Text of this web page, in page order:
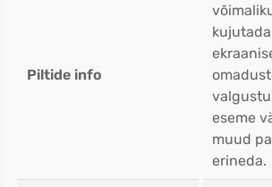
Piltide info
eseme
muud
erineda.